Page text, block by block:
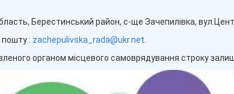
Берестинський район, с-ще Зачепилівка,
пошту : zachepulivska_rada@ukr.net
органом місцевого самоврядування строку